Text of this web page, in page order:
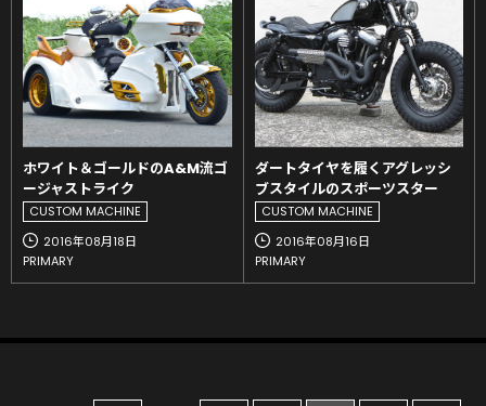
ホワイト＆ゴールドのA&M流ゴ
ージャストライク
CUSTOM MACHINE
2016年08月18日
PRIMARY
ダートタイヤを履くアグレッシ
ブスタイルのスポーツスター
CUSTOM MACHINE
2016年08月16日
PRIMARY